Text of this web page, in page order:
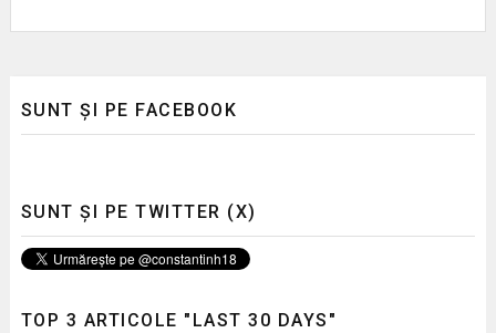
SUNT ȘI PE FACEBOOK
SUNT ȘI PE TWITTER (X)
TOP 3 ARTICOLE "LAST 30 DAYS"